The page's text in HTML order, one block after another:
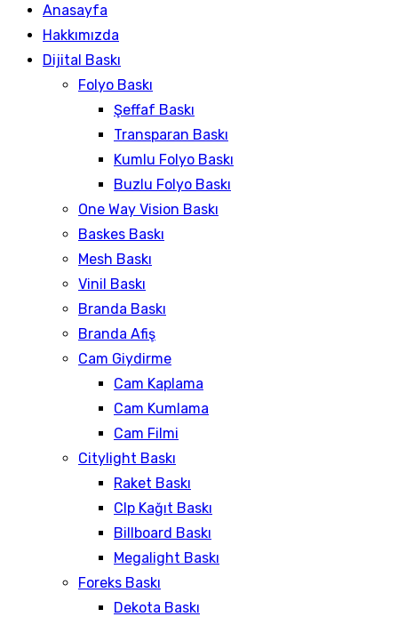
Anasayfa
Hakkımızda
Dijital Baskı
Folyo Baskı
Şeffaf Baskı
Transparan Baskı
Kumlu Folyo Baskı
Buzlu Folyo Baskı
One Way Vision Baskı
Baskes Baskı
Mesh Baskı
Vinil Baskı
Branda Baskı
Branda Afiş
Cam Giydirme
Cam Kaplama
Cam Kumlama
Cam Filmi
Citylight Baskı
Raket Baskı
Clp Kağıt Baskı
Billboard Baskı
Megalight Baskı
Foreks Baskı
Dekota Baskı